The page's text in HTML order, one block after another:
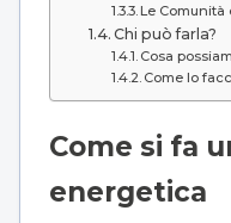
Le
Chi può farla?
Cosa
Come lo
Come si fa
energetica